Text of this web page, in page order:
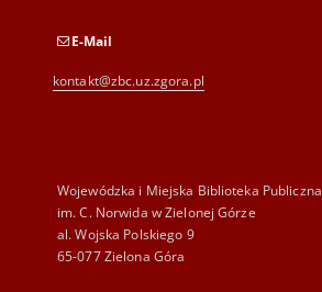
E-Mail
kontakt@zbc.uz.zgora.pl
Wojewódzka i Miejska Biblioteka Publiczna
im. C. Norwida w Zielonej Górze
al. Wojska Polskiego 9
65-077 Zielona Góra